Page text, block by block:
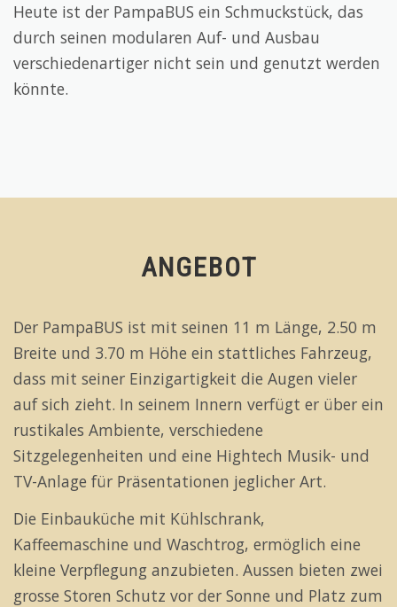
Heute ist der PampaBUS ein Schmuckstück, das
durch seinen modularen Auf- und Ausbau
verschiedenartiger nicht sein und genutzt werden
könnte.
ANGEBOT
Der PampaBUS ist mit seinen 11 m Länge, 2.50 m
Breite und 3.70 m Höhe ein stattliches Fahrzeug,
dass mit seiner Einzigartigkeit die Augen vieler
auf sich zieht. In seinem Innern verfügt er über ein
rustikales Ambiente, verschiedene
Sitzgelegenheiten und eine Hightech Musik- und
TV-Anlage für Präsentationen jeglicher Art.
Die Einbauküche mit Kühlschrank,
Kaffeemaschine und Waschtrog, ermöglich eine
kleine Verpflegung anzubieten. Aussen bieten zwei
grosse Storen Schutz vor der Sonne und Platz zum